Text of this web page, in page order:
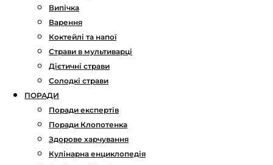
Випічка
Варення
Коктейлі та напої
Страви в мультиварці
Дієтичні страви
Солодкі страви
ПОРАДИ
Поради експертів
Поради Клопотенка
Здорове харчування
Кулінарна енциклопедія